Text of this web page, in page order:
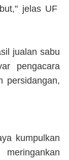
jelas UF
jualan sabu
pengacara
persidangan,
kumpulkan